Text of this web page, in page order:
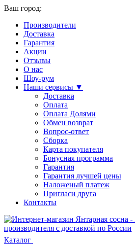
Ваш город:
Производители
Доставка
Гарантия
Акции
Отзывы
О нас
Шоу-рум
Наши сервисы ▼
Доставка
Оплата
Оплата Долями
Обмен возврат
Вопрос-ответ
Сборка
Карта покупателя
Бонусная программа
Гарантия
Гарантия лучшей цены
Наложеный платеж
Пригласи друга
Контакты
Каталог